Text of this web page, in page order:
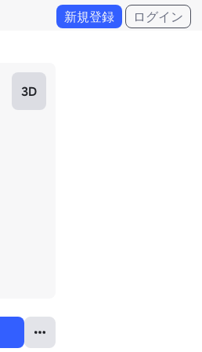
新規登録 ログイン
3D